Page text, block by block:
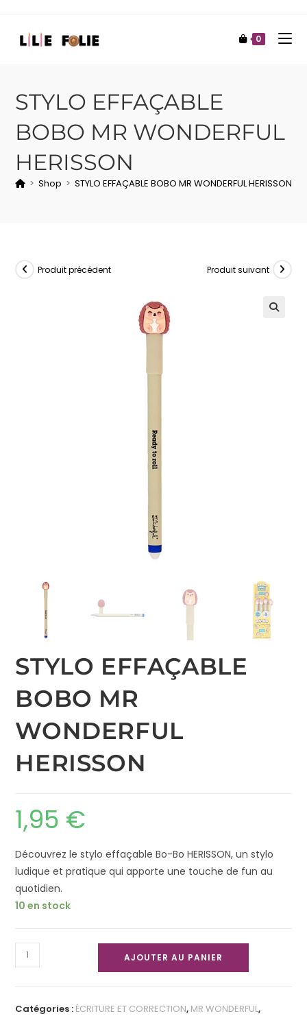
0
STYLO EFFAÇABLE
BOBO MR WONDERFUL
HERISSON
> Shop > STYLO EFFAÇABLE BOBO MR WONDERFUL HERISSON
Produit précédent Produit suivant
STYLO EFFAÇABLE
BOBO MR
WONDERFUL
HERISSON
1,95 €
Découvrez le stylo effaçable Bo-Bo HERISSON, un stylo
ludique et pratique qui apporte une touche de fun au
quotidien.
10 en stock
AJOUTER AU PANIER
Catégories : ÉCRITURE ET CORRECTION, MR WONDERFUL,